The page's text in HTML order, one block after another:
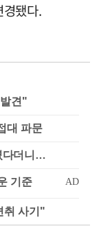
됐다.
견"
대 파문
다더니…
취 사기"